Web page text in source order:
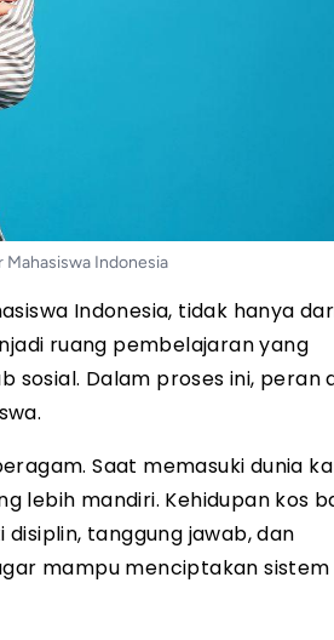
Mahasiswa Indonesia
Indonesia, tidak hanya
ruang pembelajaran yang
sosial. Dalam proses ini, peran
Saat memasuki dunia
lebih mandiri. Kehidupan kos
tanggung jawab, dan
mampu menciptakan sistem